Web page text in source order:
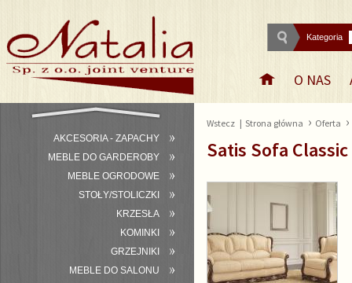
Kategoria
O NAS
AKCESORIA - ZAPACHY
MEBLE DO GARDEROBY
MEBLE OGRODOWE
STOŁY/STOLICZKI
KRZESŁA
KOMINKI
GRZEJNIKI
MEBLE DO SALONU
Wstecz | Strona główna › Oferta ›
Satis Sofa